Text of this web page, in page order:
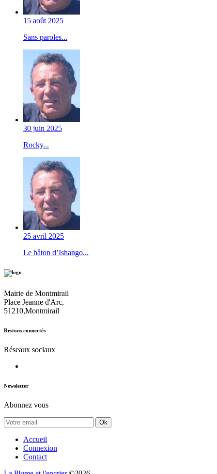
15 août 2025
Sans paroles...
30 juin 2025
Rocky...
25 avril 2025
Le bâton d’Ishango...
Mairie de Montmirail
Place Jeanne d'Arc,
51210,Montmirail
Restons connectés
Réseaux sociaux
Newsletter
Abonnez vous
Ok
Accueil
Connexion
Contact